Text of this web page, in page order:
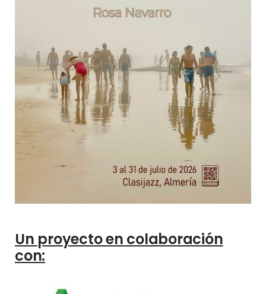
Un proyecto en colaboración
con: